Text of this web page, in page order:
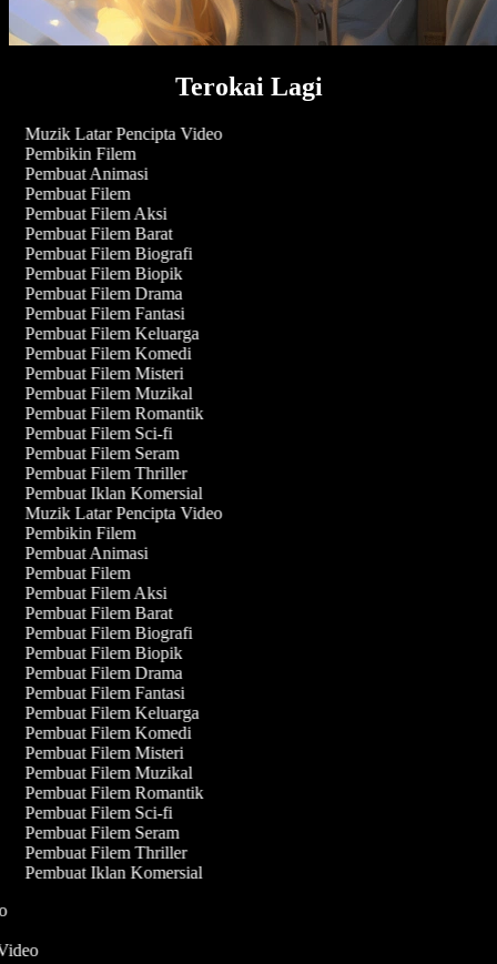
Terokai Lagi
Muzik Latar Pencipta Video
Pembikin Filem
Pembuat Animasi
Pembuat Filem
Pembuat Filem Aksi
Pembuat Filem Barat
Pembuat Filem Biografi
Pembuat Filem Biopik
Pembuat Filem Drama
Pembuat Filem Fantasi
Pembuat Filem Keluarga
Pembuat Filem Komedi
Pembuat Filem Misteri
Pembuat Filem Muzikal
Pembuat Filem Romantik
Pembuat Filem Sci-fi
Pembuat Filem Seram
Pembuat Filem Thriller
Pembuat Iklan Komersial
Muzik Latar Pencipta Video
Pembikin Filem
Pembuat Animasi
Pembuat Filem
Pembuat Filem Aksi
Pembuat Filem Barat
Pembuat Filem Biografi
Pembuat Filem Biopik
Pembuat Filem Drama
Pembuat Filem Fantasi
Pembuat Filem Keluarga
Pembuat Filem Komedi
Pembuat Filem Misteri
Pembuat Filem Muzikal
Pembuat Filem Romantik
Pembuat Filem Sci-fi
Pembuat Filem Seram
Pembuat Filem Thriller
Pembuat Iklan Komersial